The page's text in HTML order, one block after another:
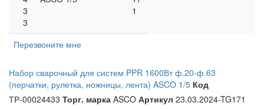
3
3
1
Перезвоните мне
Набор сварочный для систем PPR 1600Вт ф.20-ф.63
(перчатки, рулетка, ножницы, лента) ASCO 1/5 Код
ТР-00024433 Торг. марка ASCO Артикул 23.03.2024-TG171